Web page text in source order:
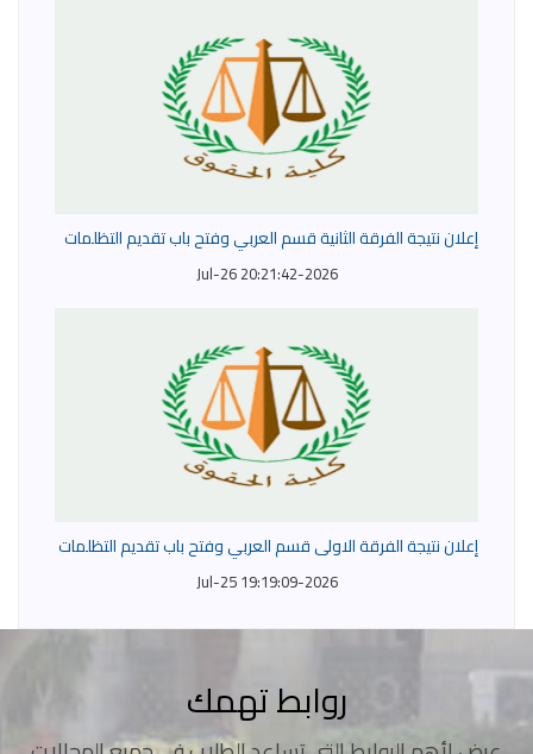
إعلان نتيجة الفرقة الثانية قسم العربي وفتح باب تقديم التظلمات
2026-Jul-26 20:21:42
إعلان نتيجة الفرقة الاولى قسم العربي وفتح باب تقديم التظلمات
2026-Jul-25 19:19:09
روابط تهمك